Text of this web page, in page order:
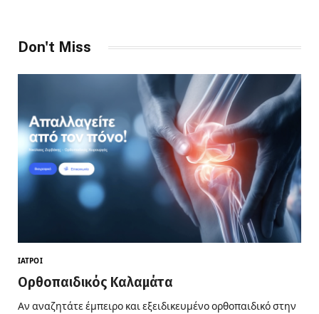
Don't Miss
ΙΑΤΡΟΊ
Ορθοπαιδικός Καλαμάτα
Αν αναζητάτε έμπειρο και εξειδικευμένο ορθοπαιδικό στην